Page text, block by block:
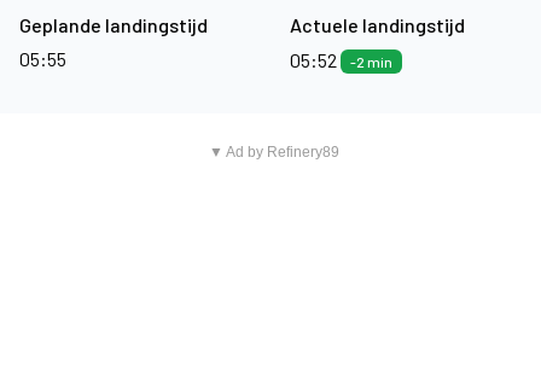
Geplande landingstijd
05:55
Actuele landingstijd
05:52
-2 min
▼ Ad by Refinery89